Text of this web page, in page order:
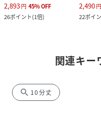
2,893円 45%OFF
26ポイント(1倍)
2,490円
22ポイ
関連キー
search 10分丈